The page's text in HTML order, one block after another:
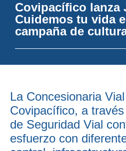
Covipacífico lanza
Cuidemos tu vida
campaña de
La Concesionaria
Covipacífico, a
de Seguridad Vial
esfuerzo con